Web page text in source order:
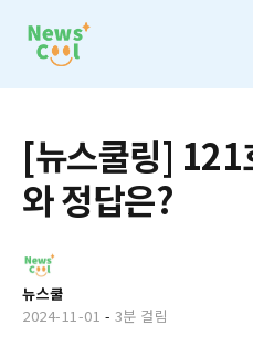
[뉴스쿨링] 121
와 정답은?
뉴스쿨
2024-11-01 - 3분 걸림